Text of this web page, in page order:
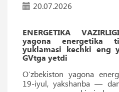
20.07.2026
ENERGETIKA
yagona energetika
yuklamasi kechki eng
GVtga yetdi
O‘zbekiston yagona
19-iyul, yakshanba —